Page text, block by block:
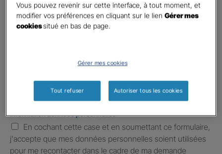
country
selected
E-mail*
Information données personnelles*
En cochant cette case et en soumettant ce formulaire,
j'accepte que mes données personnelles soient utilisées
pour me recontacter dans le cadre de ma demande
Vous pouvez revenir sur cette interface, à tout moment, et
modifier vos préférences en cliquant sur le lienGérer mes
cookiessitué en bas de page.
Gérer mes cookies
Tout refuser Autoriser tous les cookies